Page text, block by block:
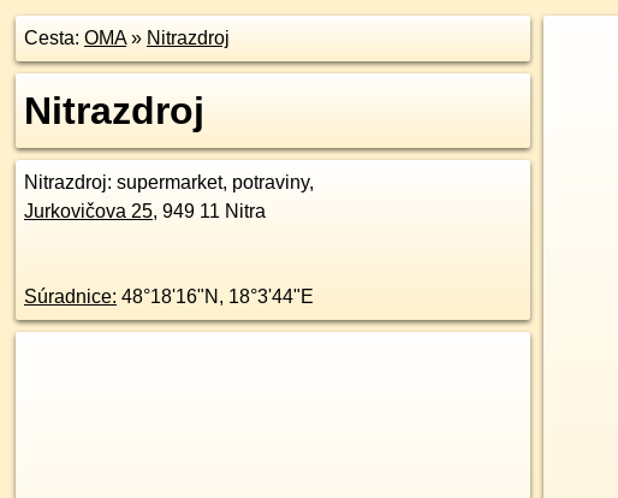
Cesta: OMA» Nitrazdroj
Nitrazdroj
Nitrazdroj: supermarket, potraviny,
Jurkovičova 25, 949 11 Nitra
Súradnice: 48°18'16"N , 18°3'44"E